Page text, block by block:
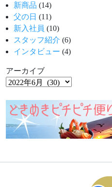
新商品 (14)
父の日 (11)
新入社員 (10)
スタッフ紹介 (6)
インタビュー (4)
アーカイブ